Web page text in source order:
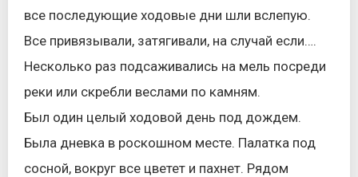
все последующие ходовые дни шли вслепую.
Все привязывали, затягивали, на случай если….
Несколько раз подсаживались на мель посреди
реки или скребли веслами по камням.
Был один целый ходовой день под дождем.
Была дневка в роскошном месте. Палатка под
сосной, вокруг все цветет и пахнет. Рядом